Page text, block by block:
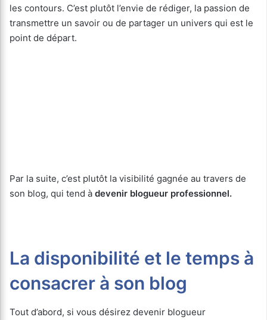
les contours. C’est plutôt l’envie de rédiger, la passion de
transmettre un savoir ou de partager un univers qui est le
point de départ.
Par la suite, c’est plutôt la visibilité gagnée au travers de
son blog, qui tend à devenir blogueur professionnel.
La disponibilité et le temps à
consacrer à son blog
Tout d’abord, si vous désirez devenir blogueur